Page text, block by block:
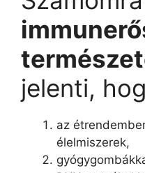
jelenti,
az
élelmiszerek,